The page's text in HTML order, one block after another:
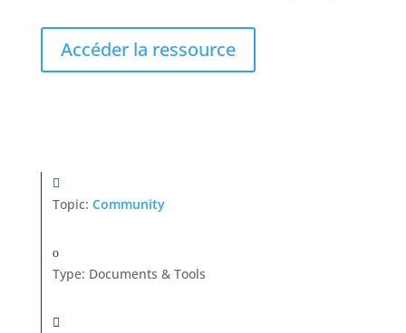
Accéder la ressource
Topic: Community
Type: Documents & Tools